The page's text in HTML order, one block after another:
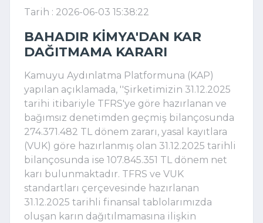
Tarih : 2026-06-03 15:38:22
BAHADIR KIMYA'DAN KAR
DAĞITMAMA KARARI
Kamuyu Aydınlatma Platformuna (KAP)
yapılan açıklamada, ''Şirketimizin 31.12.2025
tarihi itibariyle TFRS'ye göre hazırlanan ve
bağımsız denetimden geçmiş bilançosunda
274.371.482 TL dönem zararı, yasal kayıtlara
(VUK) göre hazırlanmış olan 31.12.2025 tarihli
bilançosunda ise 107.845.351 TL dönem net
karı bulunmaktadır. TFRS ve VUK
standartları çerçevesinde hazırlanan
31.12.2025 tarihli finansal tablolarımızda
oluşan karın dağıtılmamasına ilişkin